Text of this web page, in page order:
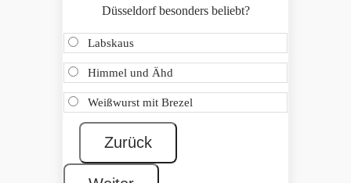
Düsseldorf besonders beliebt?
Labskaus
Himmel und Ähd
Weißwurst mit Brezel